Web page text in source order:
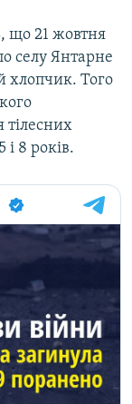
що 21 жовтня
селу Янтарне
хлопчик. Того
тілесних
8 років.